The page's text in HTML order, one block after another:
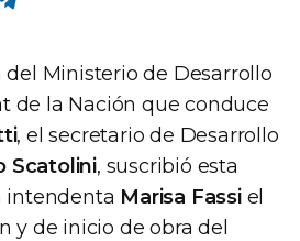
Ministerio de Desarrollo
de la Nación que conduce
, el secretario de Desarrollo
Scatolini, suscribió esta
intendenta Marisa Fassiel
y de inicio de obra del